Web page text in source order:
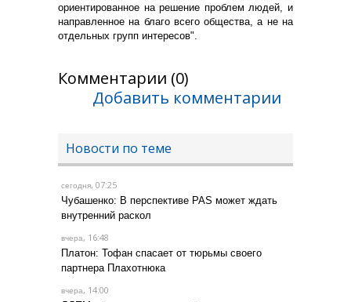
ориентированное на решение проблем людей, и
направленное на благо всего общества, а не на
отдельных групп интересов".
Комментарии (0)
Добавить комментарии
Новости по теме
сегодня, 07:25
Чубашенко: В перспективе PAS может ждать
внутренний раскол
вчера, 16:48
Платон: Тофан спасает от тюрьмы своего
партнера Плахотнюка
вчера, 14:00